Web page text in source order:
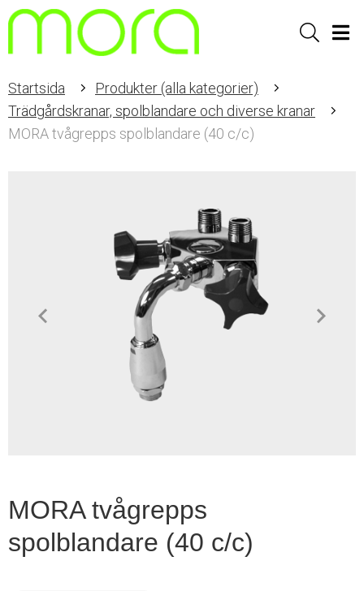
Sök
Startsida
Produkter (alla kategorier)
Trädgårdskranar, spolblandare och diverse kranar
MORA tvågrepps spolblandare (40 c/c)
MORA tvågrepps
spolblandare (40 c/c)